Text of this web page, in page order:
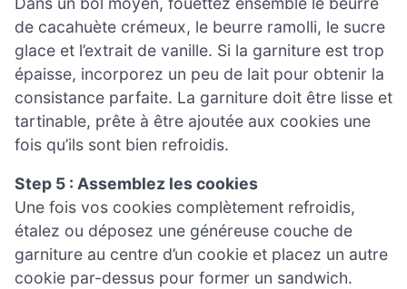
de cacahuète crémeux, le beurre ramolli, le sucre
glace et l’extrait de vanille. Si la garniture est trop
épaisse, incorporez un peu de lait pour obtenir la
consistance parfaite. La garniture doit être lisse et
tartinable, prête à être ajoutée aux cookies une
fois qu’ils sont bien refroidis.
Step 5 : Assemblez les cookies
Une fois vos cookies complètement refroidis,
étalez ou déposez une généreuse couche de
garniture au centre d’un cookie et placez un autre
cookie par-dessus pour former un sandwich.